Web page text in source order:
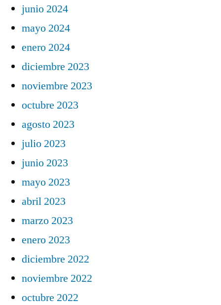
junio 2024
mayo 2024
enero 2024
diciembre 2023
noviembre 2023
octubre 2023
agosto 2023
julio 2023
junio 2023
mayo 2023
abril 2023
marzo 2023
enero 2023
diciembre 2022
noviembre 2022
octubre 2022